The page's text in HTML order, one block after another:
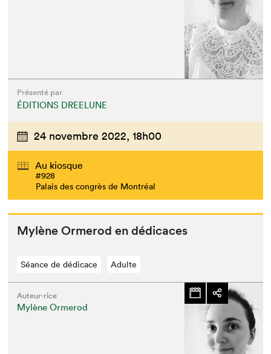
Présenté par
ÉDITIONS DREELUNE
24 novembre 2022, 18h00
Au kiosque
#928
Palais des congrès de Montréal
Mylène Ormerod en dédicaces
Séance de dédicace Adulte
Auteur·rice
Mylène Ormerod